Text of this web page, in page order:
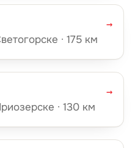
· 175 км
→
· 130 км
→